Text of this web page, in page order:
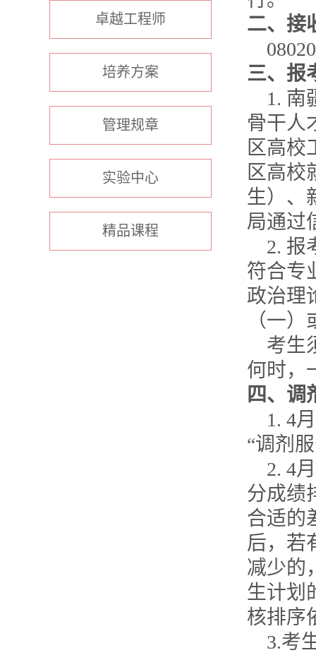
卓越工程师
培养方案
管理规章
实验中心
精品课程
二、接
三、报
1. 南
骨干人
区高校
区高校
生）、
局通过
2. 报
符合专
政治理
（一）
考生
何时，
四、调
1. 4月
“调剂
2. 4月
分成绩
合适的
后，若
减少的
生计划
核排序
3.考